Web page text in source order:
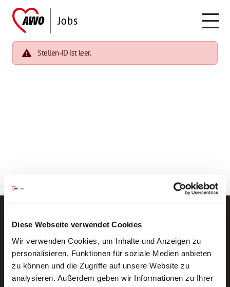
Diese Webseite verwendet Cookies
Wir verwenden Cookies, um Inhalte und Anzeigen zu
personalisieren, Funktionen für soziale Medien anbieten
zu können und die Zugriffe auf unsere Website zu
analysieren. Außerdem geben wir Informationen zu Ihrer
Stellen-ID ist leer.
Neue Stellen per E-Mail.
Ein kostenloser Service von AWO